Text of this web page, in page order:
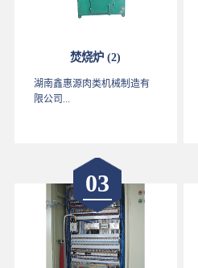
焚烧炉 (2)
湖南鑫惠源肉类机械制造有
限公司...
03